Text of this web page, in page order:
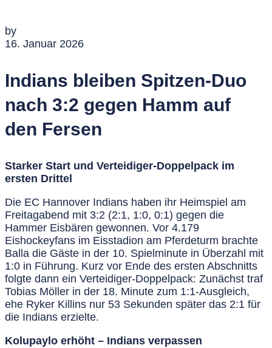
by
16. Januar 2026
Indians bleiben Spitzen-Duo
nach 3:2 gegen Hamm auf
den Fersen
Starker Start und Verteidiger-Doppelpack im
ersten Drittel
Die EC Hannover Indians haben ihr Heimspiel am
Freitagabend mit 3:2 (2:1, 1:0, 0:1) gegen die
Hammer Eisbären gewonnen. Vor 4.179
Eishockeyfans im Eisstadion am Pferdeturm brachte
Balla die Gäste in der 10. Spielminute in Überzahl mit
1:0 in Führung. Kurz vor Ende des ersten Abschnitts
folgte dann ein Verteidiger-Doppelpack: Zunächst traf
Tobias Möller in der 18. Minute zum 1:1-Ausgleich,
ehe Ryker Killins nur 53 Sekunden später das 2:1 für
die Indians erzielte.
Kolupaylo erhöht – Indians verpassen